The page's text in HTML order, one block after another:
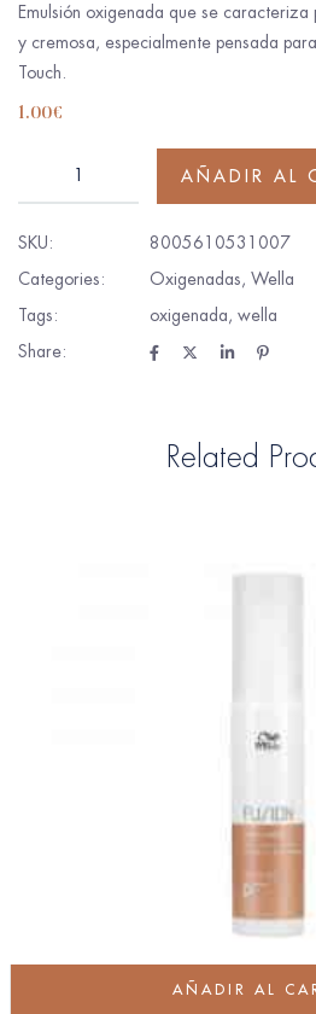
Emulsión oxigenada que se caracteriza
y cremosa, especialmente pensada
Touch.
1.00€
AÑADIR AL
SKU:
8005610531007
Categories:
Oxigenadas, Wella
Tags:
oxigenada, wella
Share:
Related
AÑADIR AL